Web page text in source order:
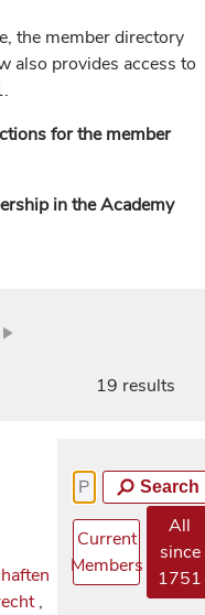
the member directory
also provides access to
for the member
in the Academy
19 results
,
Search
Current
Members
All
since
1751